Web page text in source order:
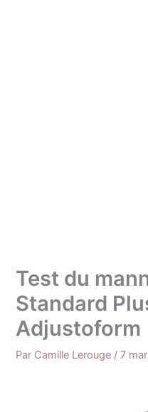
Test du
Standard
Adjustoform
Par Camille Lerouge /7